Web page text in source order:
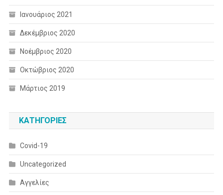
Ιανουάριος 2021
Δεκέμβριος 2020
Νοέμβριος 2020
Οκτώβριος 2020
Μάρτιος 2019
KΑΤΗΓΟΡΊΕΣ
Covid-19
Uncategorized
Αγγελίες